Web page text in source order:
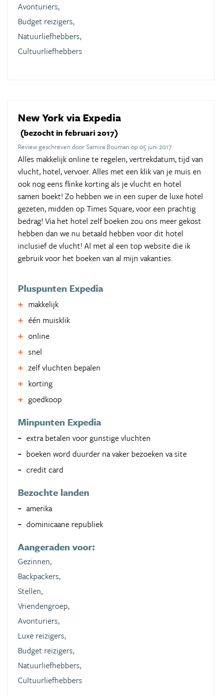
Avonturiers,
Budget reizigers,
Natuurliefhebbers,
Cultuurliefhebbers
New York via Expedia
(bezocht in februari 2017)
Review geschreven door Samira Bouman op 05 juni 2017
Alles makkelijk online te regelen, vertrekdatum, tijd van
vlucht, hotel, vervoer. Alles met een klik van je muis en
ook nog eens flinke korting als je vlucht en hotel
samen boekt! Zo hebben we in een super de luxe hotel
gezeten, midden op Times Square, voor een prachtig
bedrag! Via het hotel zelf boeken zou ons meer gekost
hebben dan we nu betaald hebben voor dit hotel
inclusief de vlucht! Al met al een top website die ik
gebruik voor het boeken van al mijn vakanties.
Pluspunten Expedia
makkelijk
één muisklik
online
snel
zelf vluchten bepalen
korting
goedkoop
Minpunten Expedia
extra betalen voor gunstige vluchten
boeken word duurder na vaker bezoeken va site
credit card
Bezochte landen
amerika
dominicaane republiek
Aangeraden voor:
Gezinnen,
Backpackers,
Stellen,
Vriendengroep,
Avonturiers,
Luxe reizigers,
Budget reizigers,
Natuurliefhebbers,
Cultuurliefhebbers